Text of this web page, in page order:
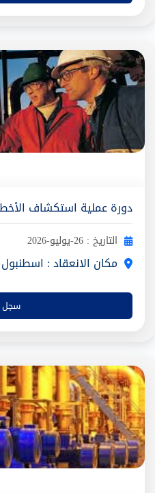
دورة عملية استكشاف
التاريخ : 26-يوليو-2026
مكان الانعقاد : اسطنبول
سجل